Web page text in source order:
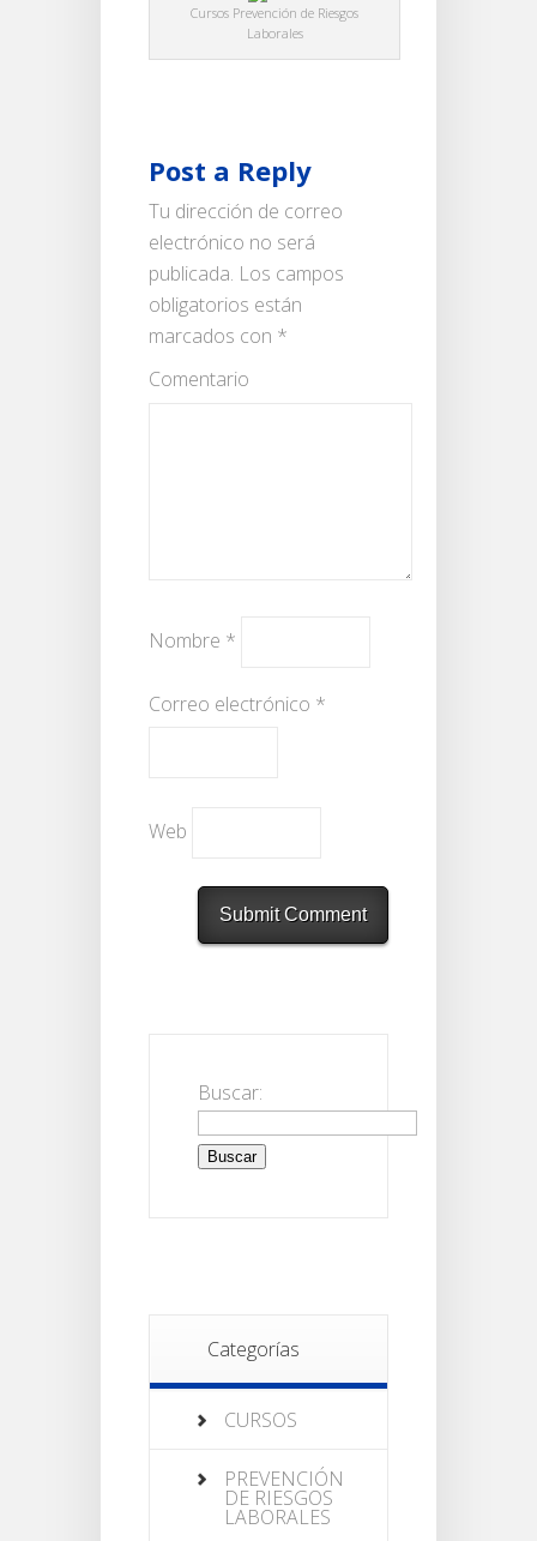
Cursos Prevención de Riesgos
Laborales
Post a Reply
Tu dirección de correo
electrónico no será
publicada. Los campos
obligatorios están
marcados con *
Comentario
Nombre *
Correo electrónico *
Web
Buscar:
Categorías
CURSOS
PREVENCIÓN
DE RIESGOS
LABORALES